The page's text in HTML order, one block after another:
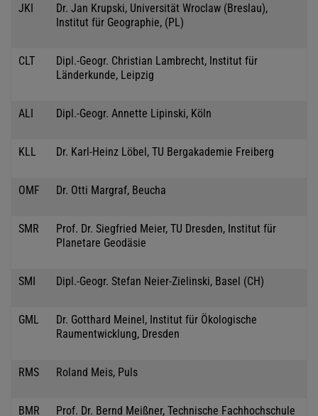
JKI
Dr. Jan Krupski, Universität Wroclaw (Breslau),
Institut für Geographie, (PL)
CLT
Dipl.-Geogr. Christian Lambrecht, Institut für
Länderkunde, Leipzig
ALI Dipl.-Geogr. Annette Lipinski, Köln
KLL Dr. Karl-Heinz Löbel, TU Bergakademie Freiberg
OMF Dr. Otti Margraf, Beucha
SMR
Prof. Dr. Siegfried Meier, TU Dresden, Institut für
Planetare Geodäsie
SMI Dipl.-Geogr. Stefan Neier-Zielinski, Basel (CH)
GML
Dr. Gotthard Meinel, Institut für Ökologische
Raumentwicklung, Dresden
RMS Roland Meis, Puls
BMR Prof. Dr. Bernd Meißner, Technische Fachhochschule